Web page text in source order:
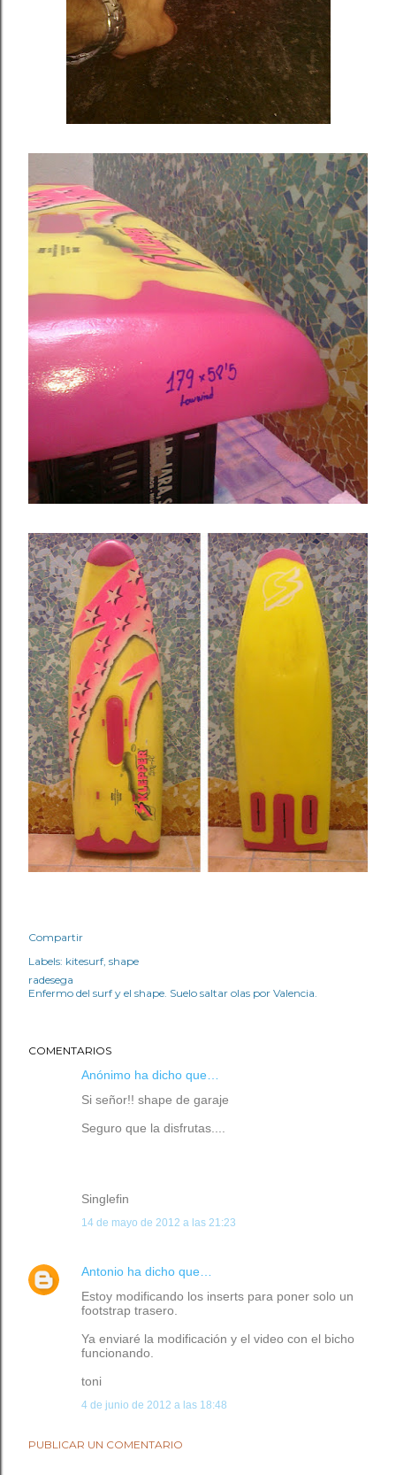
Compartir
Labels: kitesurf shape
radesega
Enfermo del surf y el shape. Suelo saltar olas por Valencia.
COMENTARIOS
Anónimo ha dicho que…
Si señor!! shape de garaje
Seguro que la disfrutas....
Singlefin
14 de mayo de 2012 a las 21:23
Antonio ha dicho que…
Estoy modificando los inserts para poner solo un
footstrap trasero.
Ya enviaré la modificación y el video con el bicho
funcionando.
toni
4 de junio de 2012 a las 18:48
PUBLICAR UN COMENTARIO